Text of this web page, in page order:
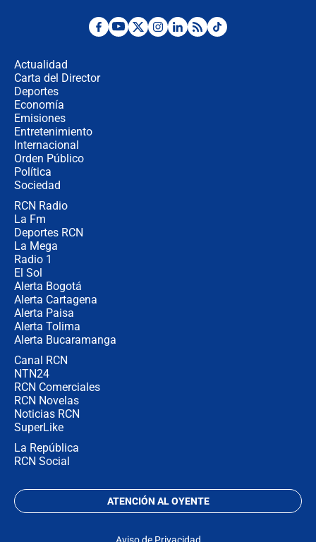
Desde dermatitis hasta infecciones:
Actualidad
Carta del Director
Deportes
Economía
Emisiones
Entretenimiento
Internacional
Orden Público
Política
Sociedad
RCN Radio
La Fm
Deportes RCN
La Mega
Radio 1
El Sol
Alerta Bogotá
Alerta Cartagena
Alerta Paisa
Alerta Tolima
Alerta Bucaramanga
Canal RCN
NTN24
RCN Comerciales
RCN Novelas
Noticias RCN
SuperLike
La República
RCN Social
ATENCIÓN AL OYENTE